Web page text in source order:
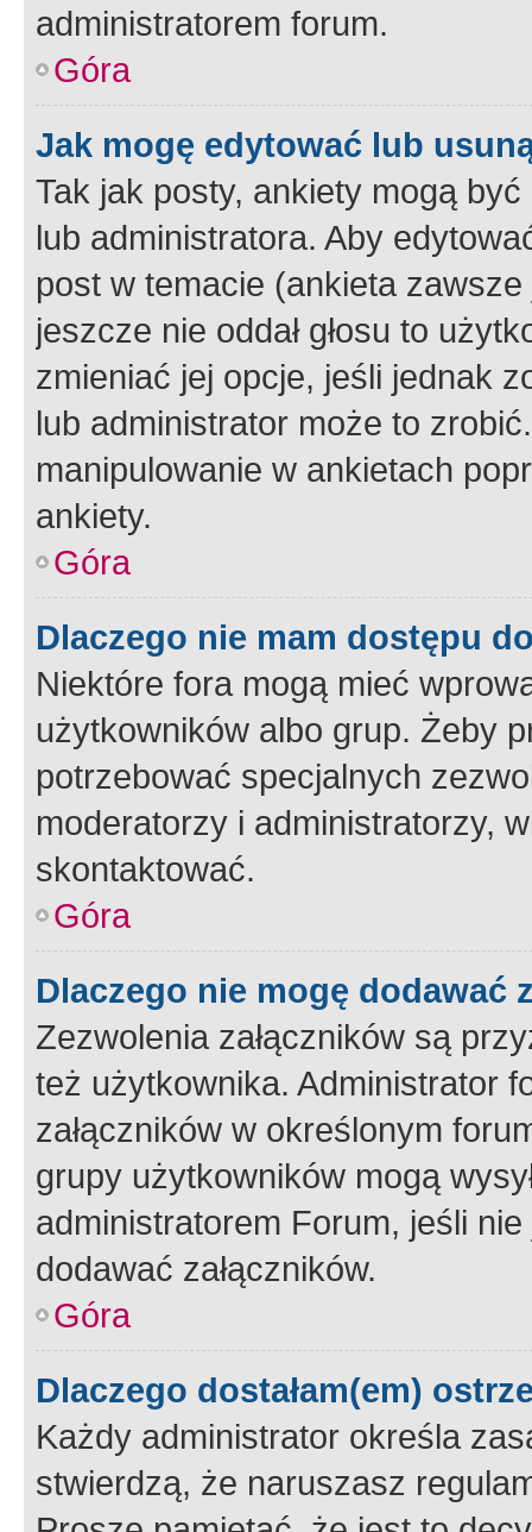
administratorem forum.
Góra
Jak mogę edytować lub
Tak jak posty, ankiety mogą
lub administratora. Aby
post w temacie (ankieta
jeszcze nie oddał głosu to
zmieniać jej opcje, jeśli jednak
lub administrator może to
manipulowanie w ankietach
ankiety.
Góra
Dlaczego nie mam dostępu
Niektóre fora mogą mieć
użytkowników albo grup. Żeby
potrzebować specjalnych
moderatorzy i administratorzy,
skontaktować.
Góra
Dlaczego nie mogę dodawać
Zezwolenia załączników są
też użytkownika. Administrator
załączników w określonym
grupy użytkowników mogą
administratorem Forum, jeśli
dodawać załączników.
Góra
Dlaczego dostałam(em)
Każdy administrator określa
stwierdzą, że naruszasz